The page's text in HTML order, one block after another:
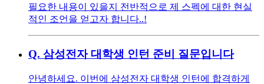
필요한 내용이 있을지 전반적으로 제 스펙에 대한 현실
적인 조언을 얻고자 합니다..!
Q. 삼성전자 대학생 인턴 준비 질문입니다
안녕하세요. 이번에 삼성전자 대학생 인턴에 합격하게